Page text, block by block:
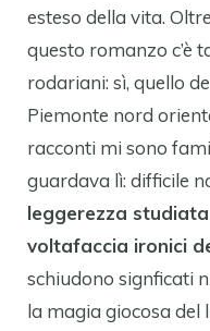
esteso della vita.
questo romanzo c’è
rodariani: sì, quello
Piemonte nord
racconti mi sono
guardava lì: difficile
leggerezza
voltafaccia ironici
schiudono signficati
la magia giocosa del